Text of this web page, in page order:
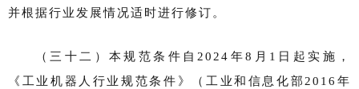
并根据行业发展情况适时进行修订。
（三十二）本规范条件自2024年8月1日起实施，
《工业机器人行业规范条件》（工业和信息化部2016年